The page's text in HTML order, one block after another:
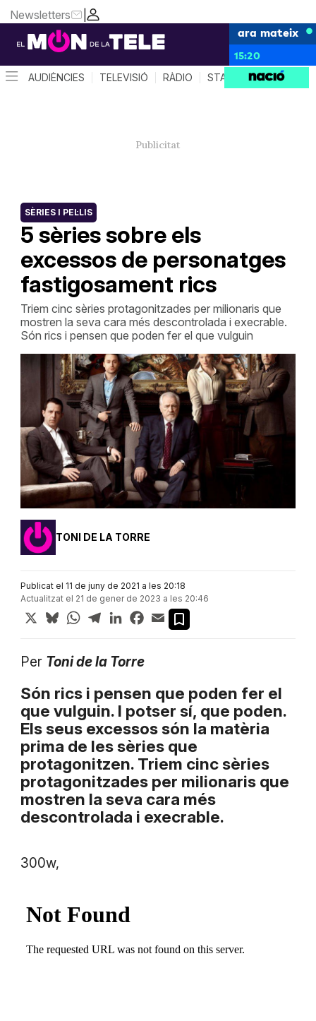
|
Newsletters
ara mateix
15:20
AUDIÈNCIES TELEVISIÓ RÀDIO STAR SYSTEM
5 sèries sobre els
excessos de personatges
fastigosament rics
SÈRIES I PEL·LIS
Triem cinc sèries protagonitzades per milionaris que
mostren la seva cara més descontrolada i execrable.
Són rics i pensen que poden fer el que vulguin
TONI DE LA TORRE
Publicat el 11 de juny de 2021 a les 20:18
Actualitzat el 21 de gener de 2023 a les 20:46
X BlueskyWhatsApp
TelegramLinkedInFacebook
Email
Per Toni de la Torre
Són rics i pensen que poden fer el
que vulguin. I potser sí, que poden.
Els seus excessos són la matèria
prima de les sèries que
protagonitzen. Triem cinc sèries
protagonitzades per milionaris que
mostren la seva cara més
descontrolada i execrable.
300w,